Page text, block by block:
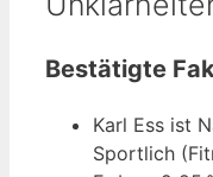
Bestätigte
Karl Ess ist
Sportlich